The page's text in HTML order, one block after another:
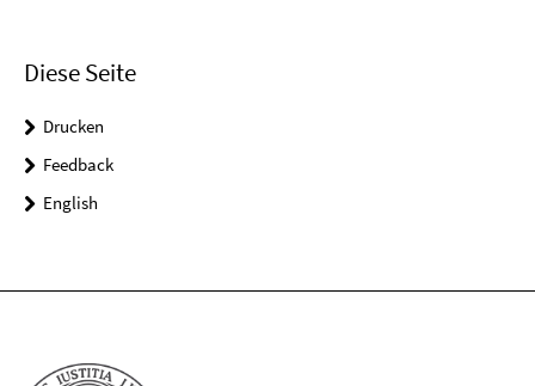
Diese Seite
Drucken
Feedback
English